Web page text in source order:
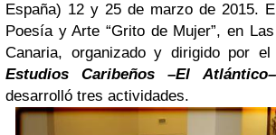
España) 12 y 25 de marzo de 2015.
Poesía y Arte “Grito de Mujer”, en
Canaria, organizado y dirigido por
Estudios Caribeños –El Atlántico–
desarrolló tres actividades.